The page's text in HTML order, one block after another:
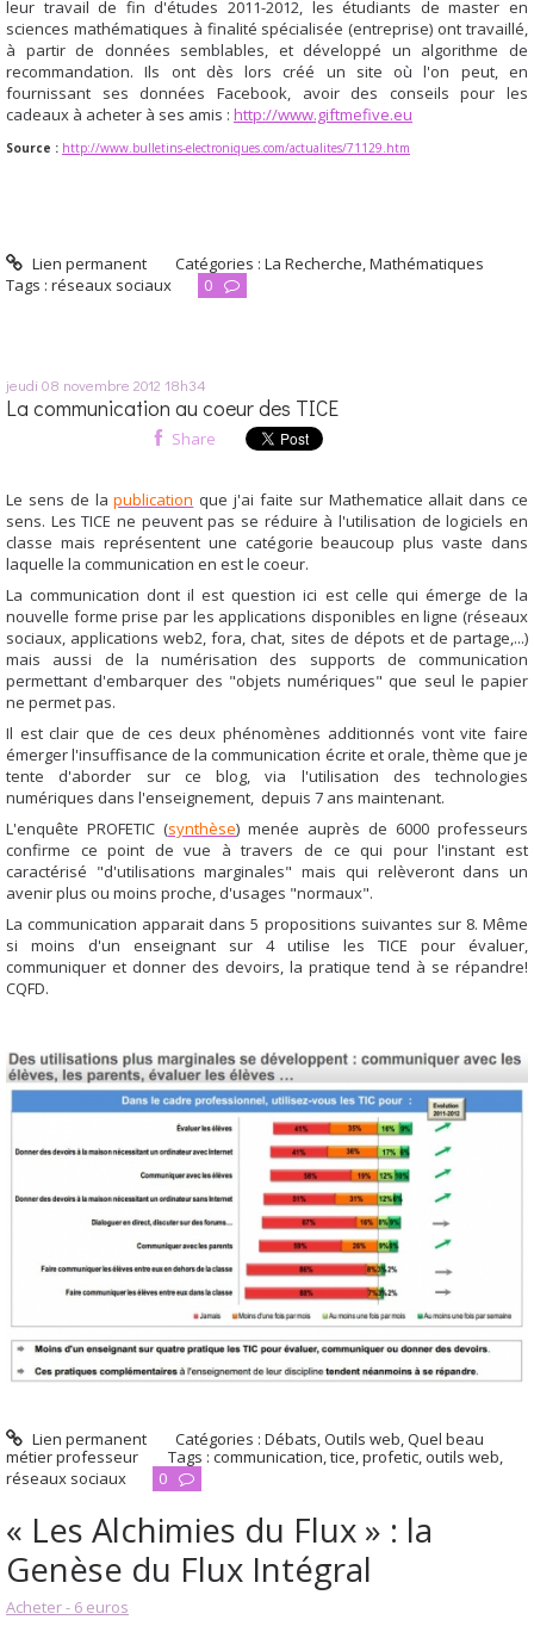
leur travail de fin d'études 2011-2012, les étudiants de master en
sciences mathématiques à finalité spécialisée (entreprise) ont travaillé,
à partir de données semblables, et développé un algorithme de
recommandation. Ils ont dès lors créé un site où l'on peut, en
fournissant ses données Facebook, avoir des conseils pour les
cadeaux à acheter à ses amis : http://www.giftmefive.eu
Source : http://www.bulletins-electroniques.com/actualites/71129.htm
Lien permanent Catégories :La Recherche,Mathématiques
Tags : réseaux sociaux 0
jeudi 08 novembre 2012 18h34
La communication au coeur des TICE
Share
Le sens de lapublication que j'ai faite sur Mathematice allait dans ce
sens. Les TICE ne peuvent pas se réduire à l'utilisation de logiciels en
classe mais représentent une catégorie beaucoup plus vaste dans
laquelle la communication en est le coeur.
La communication dont il est question ici est celle qui émerge de la
nouvelle forme prise par les applications disponibles en ligne (réseaux
sociaux, applications web2, fora, chat, sites de dépots et de partage,...)
mais aussi de la numérisation des supports de communication
permettant d'embarquer des "objets numériques" que seul le papier
ne permet pas.
Il est clair que de ces deux phénomènes additionnés vont vite faire
émerger l'insuffisance de la communication écrite et orale, thème que je
tente d'aborder sur ce blog, via l'utilisation des technologies
numériques dans l'enseignement, depuis 7 ans maintenant.
L'enquête PROFETIC (synthèse) menée auprès de 6000 professeurs
confirme ce point de vue à travers de ce qui pour l'instant est
caractérisé "d'utilisations marginales" mais qui relèveront dans un
avenir plus ou moins proche, d'usages "normaux".
La communication apparait dans 5 propositions suivantes sur 8. Même
si moins d'un enseignant sur 4 utilise les TICE pour évaluer,
communiquer et donner des devoirs, la pratique tend à se répandre!
CQFD.
Lien permanent Catégories :Débats,Outils web,Quel beau
métier professeur
Tags : communication,tice,profetic, outils web,
réseaux sociaux
0
« Les Alchimies du Flux » : la
Genèse du Flux Intégral
Acheter - 6 euros